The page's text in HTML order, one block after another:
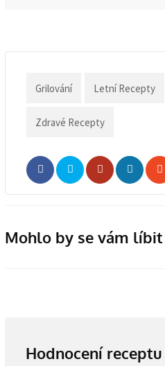
Grilování Letní Recepty
Zdravé Recepty
WhatsappShare
via
Mohlo by se vám líbit
Hodnocení receptu